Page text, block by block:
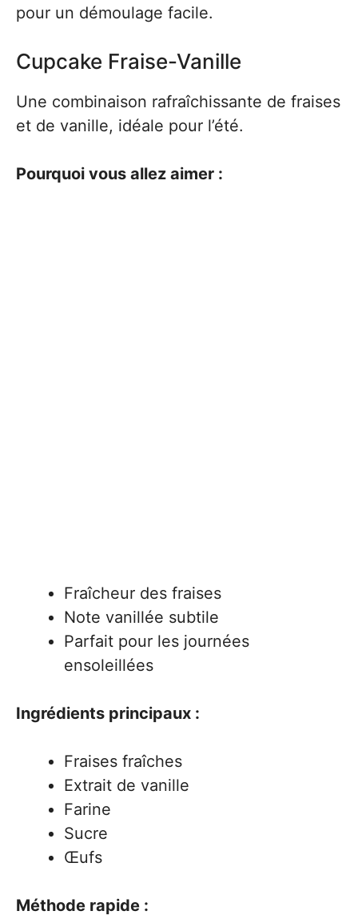
pour un démoulage facile.
Cupcake Fraise-Vanille
Une combinaison rafraîchissante de fraises
et de vanille, idéale pour l’été.
Pourquoi vous allez aimer :
Fraîcheur des fraises
Note vanillée subtile
Parfait pour les journées
ensoleillées
Ingrédients principaux :
Fraises fraîches
Extrait de vanille
Farine
Sucre
Œufs
Méthode rapide :